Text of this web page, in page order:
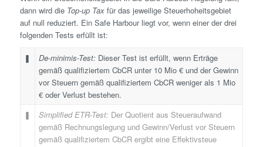
dann wird die Top-up Taxfür das jeweilige Steuerhoheitsgebiet
auf null reduziert. Ein Safe Harbour liegt vor, wenn einer der drei
folgenden Tests erfüllt ist:
❚ De-minimis-Test: Dieser Test ist erfüllt, wenn Erträge
gemäß qualifiziertem CbCR unter 10 Mio € und der Gewinn
vor Steuern gemäß qualifiziertem CbCR weniger als 1 Mio
€ oder Verlust bestehen.
❚
Simplified ETR-Test: Der Quotient aus Steueraufwand
gemäß Rechnungslegung und Gewinn/Verlust vor Steuern
gemäß qualifiziertem CbCR ergibt eine Effektivsteue